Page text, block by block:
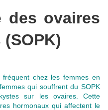
des ovaires
chez les femmes en
qui souffrent du SOPK
sur les ovaires. Cette
hormonaux qui affectent le